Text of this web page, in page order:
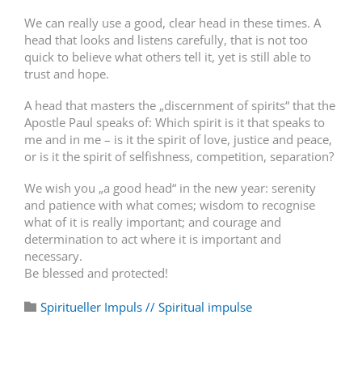
We can really use a good, clear head in these times. A
head that looks and listens carefully, that is not too
quick to believe what others tell it, yet is still able to
trust and hope.
A head that masters the „discernment of spirits“ that the
Apostle Paul speaks of: Which spirit is it that speaks to
me and in me – is it the spirit of love, justice and peace,
or is it the spirit of selfishness, competition, separation?
We wish you „a good head“ in the new year: serenity
and patience with what comes; wisdom to recognise
what of it is really important; and courage and
determination to act where it is important and
necessary.
Be blessed and protected!
 Category
Spiritueller Impuls // Spiritual impulse